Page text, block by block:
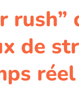
rush”
de
réel